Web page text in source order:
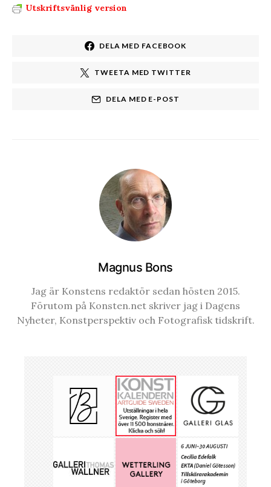
Utskriftsvänlig version
DELA MED FACEBOOK
TWEETA MED TWITTER
DELA MED E-POST
Magnus Bons
Jag är Konstens redaktör sedan hösten 2015.
Förutom på Konsten.net skriver jag i Dagens
Nyheter, Konstperspektiv och Fotografisk tidskrift.